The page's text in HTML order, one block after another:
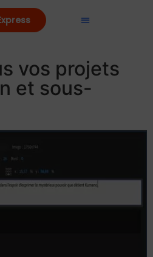
vos projets
et sous-